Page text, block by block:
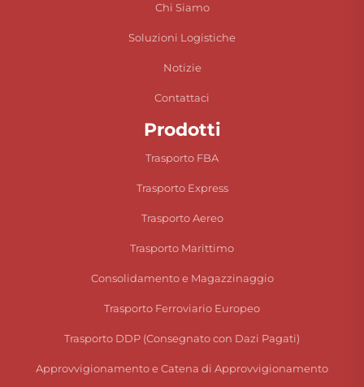
Chi Siamo
Soluzioni Logistiche
Notizie
Contattaci
Prodotti
Trasporto FBA
Trasporto Express
Trasporto Aereo
Trasporto Marittimo
Consolidamento e Magazzinaggio
Trasporto Ferroviario Europeo
Trasporto DDP (Consegnato con Dazi Pagati)
Approvvigionamento e Catena di Approvvigionamento